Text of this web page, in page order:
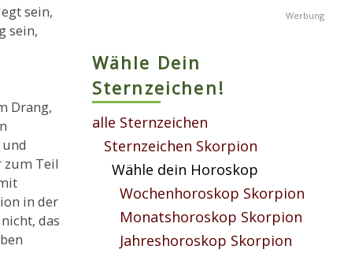
sein,
sein,
Drang,
zum Teil
in der
das
Wähle Dein
Sternzeichen!
alle Sternzeichen
Sternzeichen Skorpion
Wähle dein Horoskop
Wochenhoroskop Skorpion
Monatshoroskop Skorpion
Jahreshoroskop Skorpion